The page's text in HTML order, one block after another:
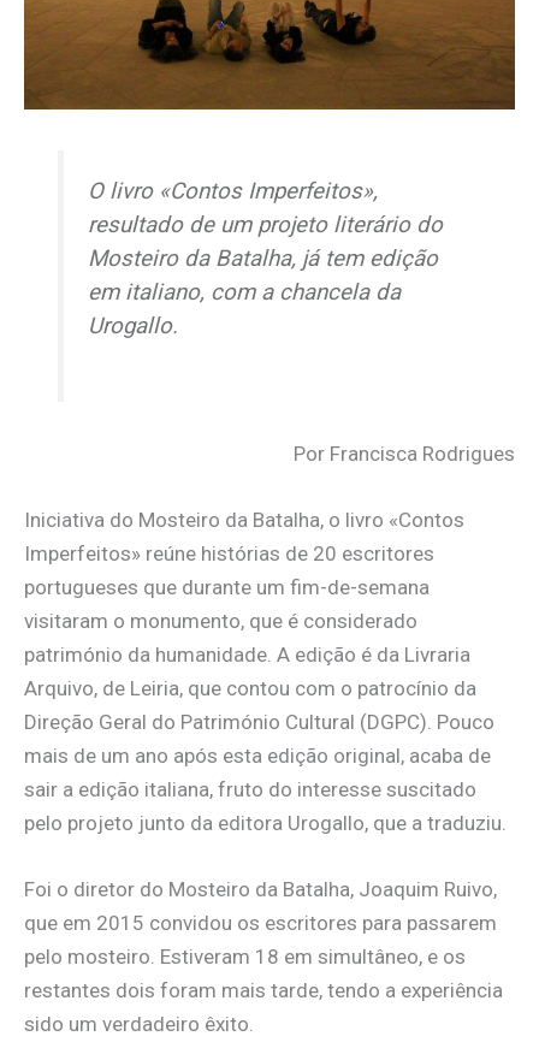
O livro «Contos Imperfeitos»,
resultado de um projeto literário do
Mosteiro da Batalha, já tem edição
em italiano, com a chancela da
Urogallo.
Por Francisca Rodrigues
Iniciativa do Mosteiro da Batalha, o livro «Contos
Imperfeitos» reúne histórias de 20 escritores
portugueses que durante um fim-de-semana
visitaram o monumento, que é considerado
património da humanidade. A edição é da Livraria
Arquivo, de Leiria, que contou com o patrocínio da
Direção Geral do Património Cultural (DGPC). Pouco
mais de um ano após esta edição original, acaba de
sair a edição italiana, fruto do interesse suscitado
pelo projeto junto da editora Urogallo, que a traduziu.
Foi o diretor do Mosteiro da Batalha, Joaquim Ruivo,
que em 2015 convidou os escritores para passarem
pelo mosteiro. Estiveram 18 em simultâneo, e os
restantes dois foram mais tarde, tendo a experiência
sido um verdadeiro êxito.